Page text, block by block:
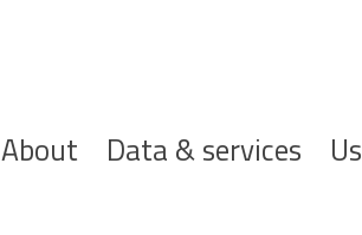
Hoofdnavigatie
About Data & services